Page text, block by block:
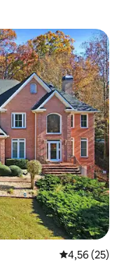
4,56 av 5 i
4,56 (25)